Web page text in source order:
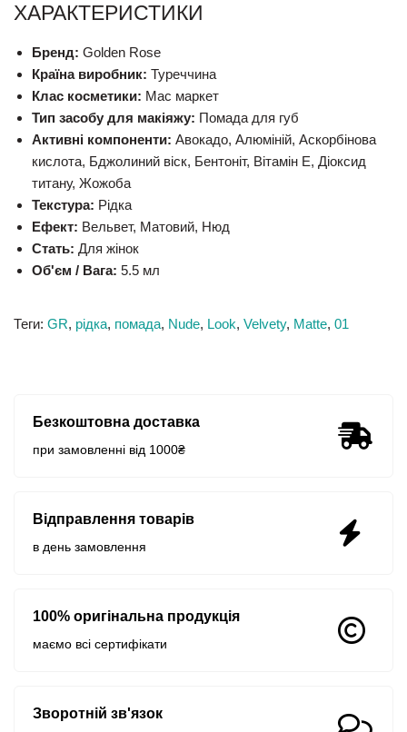
ХАРАКТЕРИСТИКИ
Бренд: Golden Rose
Країна виробник: Туреччина
Клас косметики: Мас маркет
Тип засобу для макіяжу: Помада для губ
Активні компоненти: Авокадо, Алюміній, Аскорбінова
кислота, Бджолиний віск, Бентоніт, Вітамін E, Діоксид
титану, Жожоба
Текстура: Рідка
Ефект: Вельвет, Матовий, Нюд
Стать: Для жінок
Об'єм / Вага: 5.5 мл
Теги: GR, рідка, помада, Nude, Look, Velvety, Matte, 01
Безкоштовна доставка
при замовленні від 1000₴
Відправлення товарів
в день замовлення
100% оригінальна продукція
маємо всі сертифікати
Зворотній зв'язок